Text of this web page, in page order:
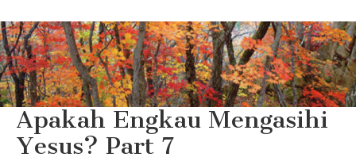
Apakah Engkau Mengasihi
Yesus? Part 7